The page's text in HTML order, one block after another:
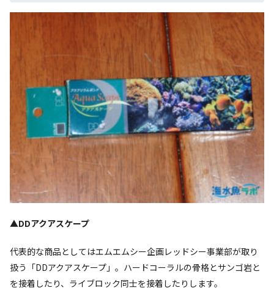
▲DDアクアスケープ
代表的な商品としてはエムエムシー企画レッドシー事業部が取り
扱う「DDアクアスケープ」。ハードコーラルの骨格とサンゴ岩と
を接着したり、ライブロック同士を接着したりします。